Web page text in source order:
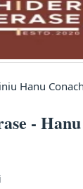
Hanu
-